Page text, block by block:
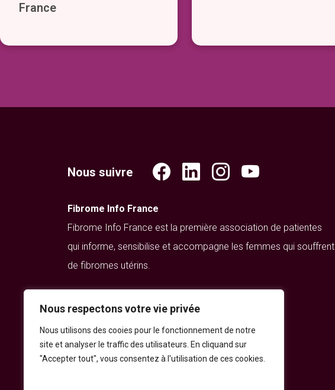
Nous respectons votre vie privée
Nous utilisons des cooies pour le fonctionnement de notre
site et analyser le traffic des utilisateurs. En cliquand sur
"Accepter tout", vous consentez à l'utilisation de ces cookies.
France
Nous suivre
Fibrome Info France
Fibrome Info France est la première association de patientes
qui informe, sensibilise et accompagne les femmes qui souffrent
de fibromes utérins.
Maison des associations
75018 Paris